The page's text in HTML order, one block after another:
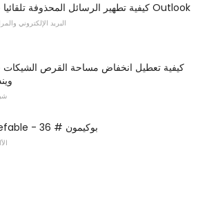
كيفية تطهير الرسائل المحذوفة تلقائيا في Outlook
البريد الإلكتروني
كيفية تعطيل انخفاض مساحة القرص
Clefable - بوكيمون # 36